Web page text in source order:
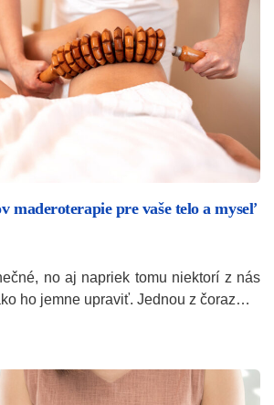
maderoterapie pre vaše telo a myseľ
no aj napriek tomu niektorí z nás
ho jemne upraviť. Jednou z čoraz…